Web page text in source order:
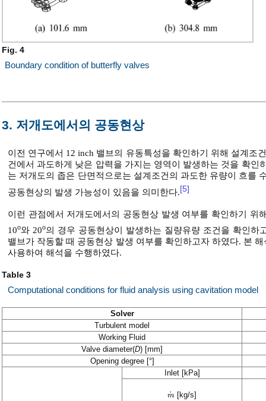
Fig. 4
Boundary condition of butterfly valves
3. 저개도에서의 공동현상
이전 연구에서 12 inch 밸브의 유동특성을 확인하기 위해 설계조
건에서 과도하게 낮은 압력을 가지는 영역이 발생하는 것을 확
는 저개도의 좁은 단면적으로는 설계조건의 과도한 유량이 흐를
공동현상의 발생 가능성이 있음을 의미한다.[5]
이런 관점에서 저개도에서의 공동현상 발생 여부를 확인하기 위
10o와 20o의 경우 공동현상이 발생하는 질량유량 조건을 확인하
밸브가 작동할 때 공동현상 발생 여부를 확인하고자 하였다. 본
사용하여 해석을 수행하였다.
Table 3
Computational conditions for fluid analysis using cavitation model
Solver
Turbulent model
Working Fluid
Valve diameter(D) [mm]
Opening degree [°]
Inlet [kPa]
m
˙
m˙ [kg/s]